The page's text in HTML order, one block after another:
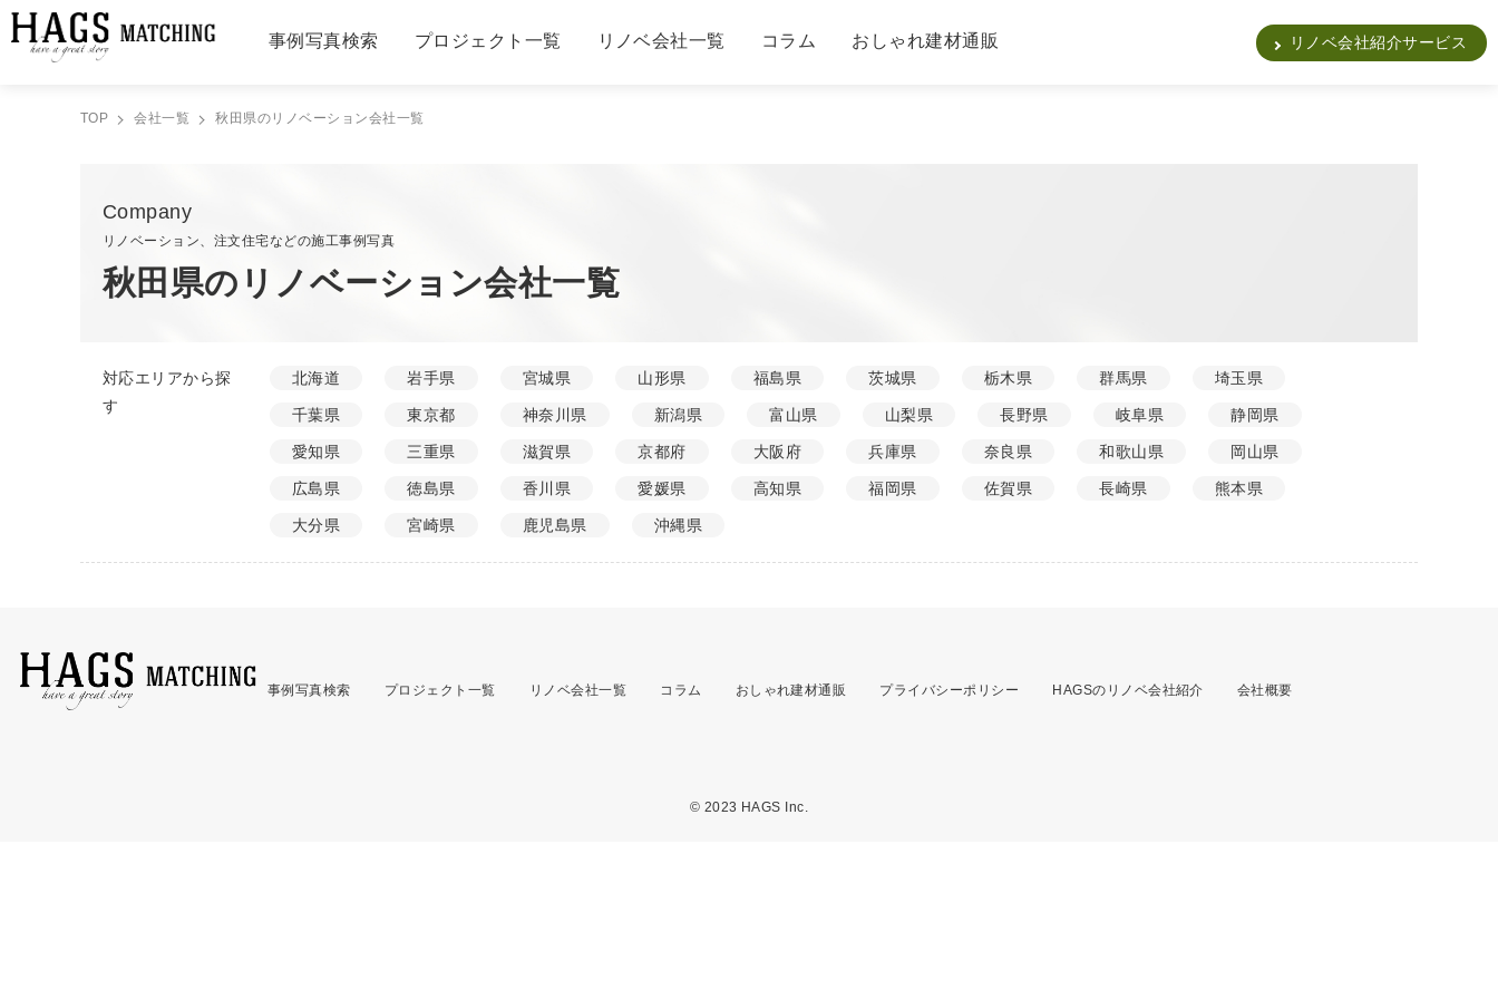
事例写真検索 プロジェクト一覧 リノベ会社一覧 コラム おしゃれ建材通販 リノベ会社紹介サービス
TOP 会社一覧 秋田県のリノベーション会社一覧
Company
リノベーション、注文住宅などの施工事例写真
秋田県のリノベーション会社一覧
対応エリアから探
す
北海道 岩手県 宮城県 山形県 福島県 茨城県 栃木県 群馬県 埼玉県
千葉県 東京都 神奈川県 新潟県 富山県 山梨県 長野県 岐阜県 静岡県
愛知県 三重県 滋賀県 京都府 大阪府 兵庫県 奈良県 和歌山県 岡山県
広島県 徳島県 香川県 愛媛県 高知県 福岡県 佐賀県 長崎県 熊本県
大分県 宮崎県 鹿児島県 沖縄県
事例写真検索 プロジェクト一覧 リノベ会社一覧 コラム おしゃれ建材通販 プライバシーポリシー HAGSのリノベ会社紹介 会社概要
© 2023 HAGS Inc.